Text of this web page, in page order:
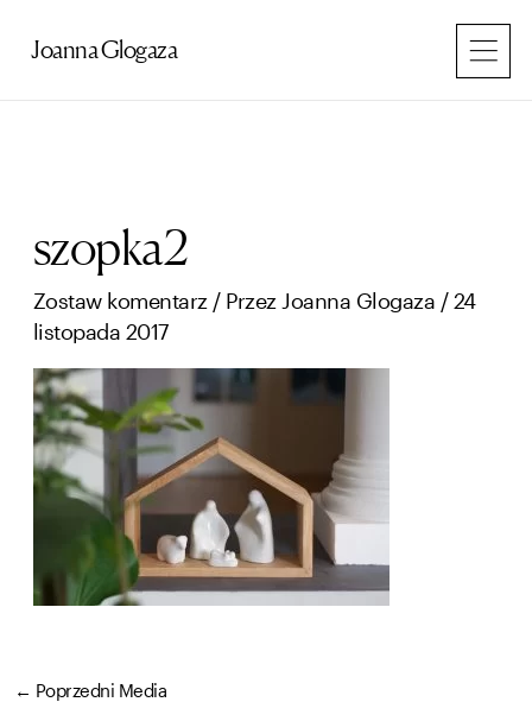
Joanna Glogaza
szopka2
Zostaw komentarz / PrzezJoanna Glogaza / 24
listopada 2017
← Poprzedni Media